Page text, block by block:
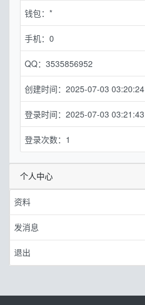
钱包：*
手机：0
QQ：3535856952
创建时间：2025-07-03 03:20:24
登录时间：2025-07-03 03:21:43
登录次数：1
个人中心
资料
发消息
退出